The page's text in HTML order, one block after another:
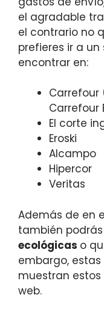
el agradable
el contrario no
prefieres ir a
encontrar en:
Carrefour
Carrefour
El corte
Eroski
Alcampo
Hipercor
Veritas
Además de en
también
ecológicas o
embargo,
muestran
web.